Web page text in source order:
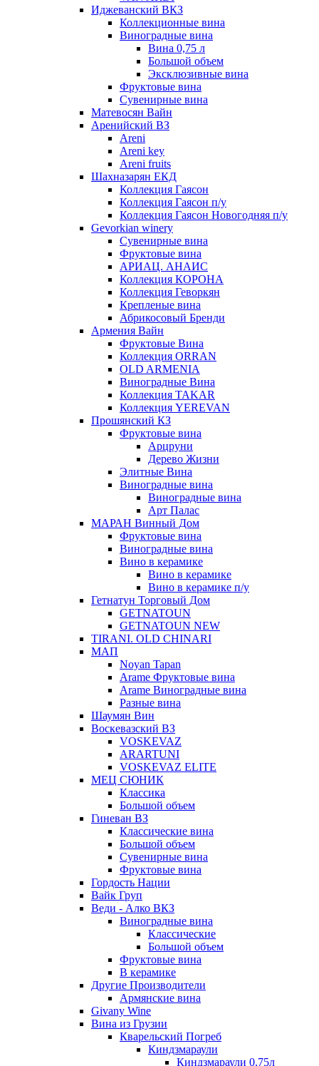
Иджеванский ВКЗ
Коллекционные вина
Виноградные вина
Вина 0,75 л
Большой объем
Эксклюзивные вина
Фруктовые вина
Cувенирные вина
Матевосян Вайн
Аренийский ВЗ
Areni
Areni key
Areni fruits
Шахназарян ЕКД
Коллекция Гаясон
Коллекция Гаясон п/у
Коллекция Гаясон Новогодняя п/у
Gevorkian winery
Сувенирные вина
Фруктовые вина
АРИАЦ. АНАИС
Коллекция КОРОНА
Коллекция Геворкян
Крепленые вина
Абрикосовый Бренди
Армения Вайн
Фруктовые Вина
Коллекция ORRAN
OLD ARMENIA
Виноградные Вина
Коллекция TAKAR
Коллекция YEREVAN
Прошянский КЗ
Фруктовые вина
Арцруни
Дерево Жизни
Элитные Вина
Виноградные вина
Виноградные вина
Арт Палас
МАРАН Винный Дом
Фруктовые вина
Виноградные вина
Вино в керамике
Вино в керамике
Вино в керамике п/у
Гетнатун Торговый Дом
GETNATOUN
GETNATOUN NEW
TIRANI. OLD CHINARI
МАП
Noyan Tapan
Arame Фруктовые вина
Arame Виноградные вина
Разные вина
Шаумян Вин
Воскевазский ВЗ
VOSKEVAZ
ARARTUNI
VOSKEVAZ ELITE
МЕЦ СЮНИК
Классика
Большой объем
Гиневан ВЗ
Классические вина
Большой объем
Сувенирные вина
Фруктовые вина
Гордость Нации
Вайк Груп
Веди - Алко ВКЗ
Виноградные вина
Классические
Большой объем
Фруктовые вина
В керамике
Другие Производители
Армянские вина
Givany Wine
Вина из Грузии
Кварельский Погреб
Киндзмараули
Киндзмараули 0,75л